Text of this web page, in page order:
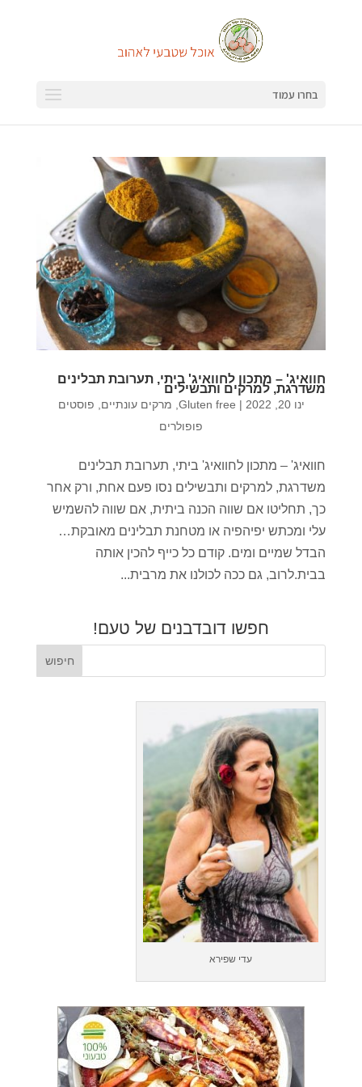
בחרו עמוד
חוואיג' – מתכון לחוואיג' ביתי, תערובת תבלינים
משדרגת, למרקים ותבשילים
ינו 20, 2022 |
Gluten free מרקים עונתיים
פוסטים
פופולרים
חוואיג' – מתכון לחוואיג' ביתי, תערובת תבלינים
משדרגת, למרקים ותבשילים נסו פעם אחת, ורק אחר
כך, תחליטו אם שווה הכנה ביתית, אם שווה להשמיש
עלי ומכתש יפיהפיה או מטחנת תבלינים מאובקת…
הבדל שמיים ומים. קודם כל כייף להכין אותה
בבית.לרוב, גם ככה לכולנו את מרבית...
חפשו דובדבנים של טעם!
עדי שפירא